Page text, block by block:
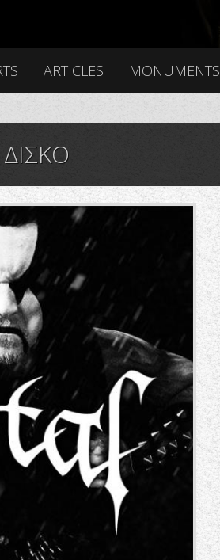
ARTICLES MONUMENTS